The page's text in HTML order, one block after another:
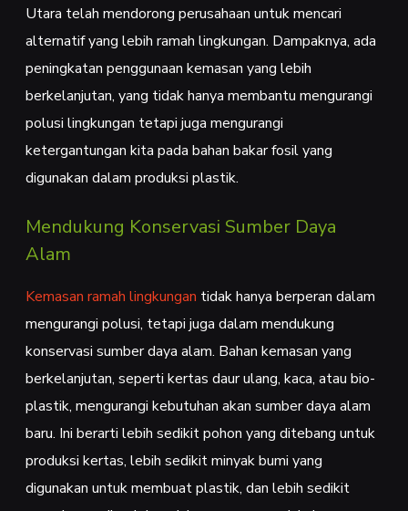
Utara telah mendorong perusahaan untuk mencari
alternatif yang lebih ramah lingkungan. Dampaknya, ada
peningkatan penggunaan kemasan yang lebih
berkelanjutan, yang tidak hanya membantu mengurangi
polusi lingkungan tetapi juga mengurangi
ketergantungan kita pada bahan bakar fosil yang
digunakan dalam produksi plastik.
Mendukung Konservasi Sumber Daya
Alam
Kemasan ramah lingkungan tidak hanya berperan dalam
mengurangi polusi, tetapi juga dalam mendukung
konservasi sumber daya alam. Bahan kemasan yang
berkelanjutan, seperti kertas daur ulang, kaca, atau bio-
plastik, mengurangi kebutuhan akan sumber daya alam
baru. Ini berarti lebih sedikit pohon yang ditebang untuk
produksi kertas, lebih sedikit minyak bumi yang
digunakan untuk membuat plastik, dan lebih sedikit